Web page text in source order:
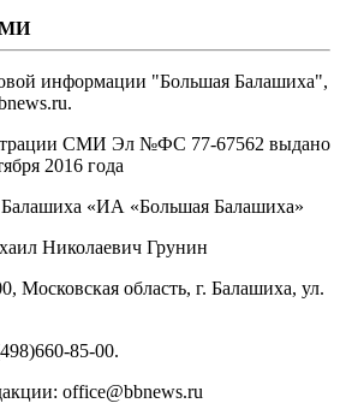
информации "Большая Балашиха",
СМИ Эл №ФС ‎77-67562 выдано
2016 года
«ИА «Большая Балашиха»
Николаевич Грунин
Московская область, г. Балашиха, ул.
85-00.
office@bbnews.ru